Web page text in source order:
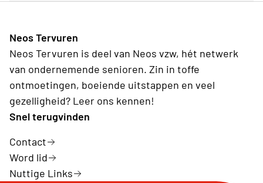
Neos Tervuren
Neos Tervuren is deel van Neos vzw, hét netwerk
van ondernemende senioren. Zin in toffe
ontmoetingen, boeiende uitstappen en veel
gezelligheid? Leer ons kennen!
Snel terugvinden
Contact
Word lid
Nuttige Links